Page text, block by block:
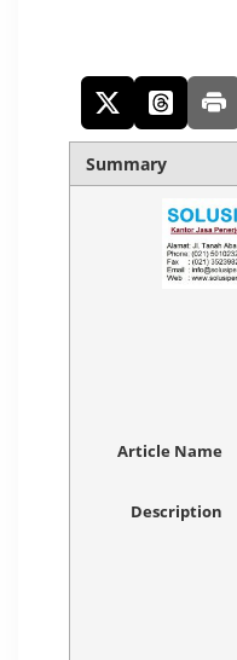
Summary
Article Name
Description